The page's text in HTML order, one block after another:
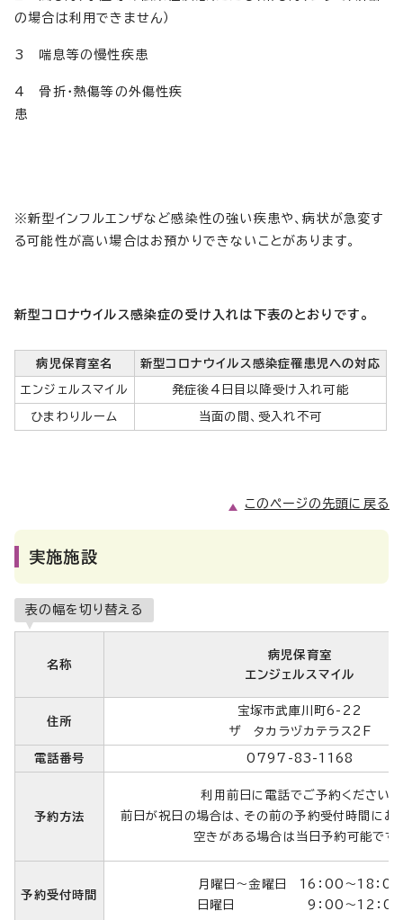
の場合は利用できません）
3 喘息等の慢性疾患
4 骨折・熱傷等の外傷性疾
患
※新型インフルエンザなど感染性の強い疾患や、病状が急変す
る可能性が高い場合はお預かりできないことがあります。
新型コロナウイルス感染症の受け入れは下表のとおりです。
病児保育室名 新型コロナウイルス感染症罹患児への対応
エンジェルスマイル 発症後4日目以降受け入れ可能
ひまわりルーム 当面の間、受入れ不可
このページの先頭に戻る
実施施設
表の幅を切り替える
名称
病児保育室
エンジェルスマイル
住所
宝塚市武庫川町6-22
ザ タカラヅカテラス2F
電話番号 0797-83-1168
予約方法
利用前日に電話でご予約ください。
前日が祝日の場合は、その前の予約受付時間にお
空きがある場合は当日予約可能です
予約受付時間
月曜日～金曜日 16：00～18：00
日曜日 9：00～12：00